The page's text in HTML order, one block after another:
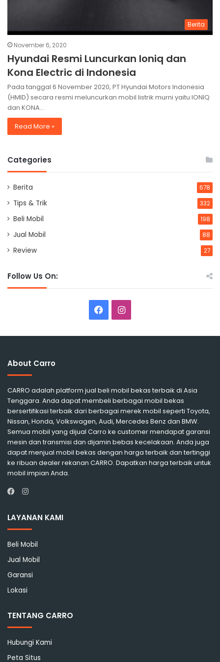
Berita
November 6, 2020
Hyundai Resmi Luncurkan Ioniq dan
Kona Electric di Indonesia
Pada tanggal 6 November 2020, PT Hyundai Motors Indonesia
(HMID) secara resmi meluncurkan mobil listrik murni yaitu IONIQ
dan KONA…
Read More »
Categories
Berita 678
Tips & Trik 332
Beli Mobil 198
Jual Mobil 88
Review 27
Follow Us On:
FacebookInstagram
About Carro
CARRO adalah platform jual beli mobil bekas terbaik di Asia
Tenggara. Anda dapat membeli berbagai mobil bekas
bersertifikasi terbaik dari berbagai merek mobil seperti Toyota,
Nissan, Honda, Volkswagen, Audi, Mercedes Benz dan BMW.
Semua mobil yang dijual Carro ke customer mendapat garansi
mesin dan transmisi dan dijamin bebas kecelakaan. Anda juga
dapat menjual mobil bekas dengan harga terbaik dan tertinggi
ke ribuan dealer rekanan CARRO. Dapatkan harga terbaik untuk
mobil impian Anda.
Instagram
LAYANAN KAMI
Beli Mobil
Jual Mobil
Garansi
Lokasi
TENTANG CARRO
Hubungi Kami
Peta Situs